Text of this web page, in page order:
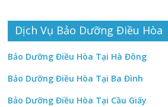
Dịch Vụ Bảo Dưỡng Điều Hòa
Bảo Dưỡng Điều Hòa Tại Hà Đông
Bảo Dưỡng Điều Hòa Tại Ba Đình
Bảo Dưỡng Điều Hòa Tại Cầu Giấy